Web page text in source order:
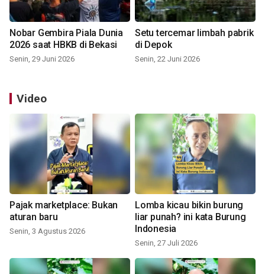
Nobar Gembira Piala Dunia
2026 saat HBKB di Bekasi
Senin, 29 Juni 2026
Setu tercemar limbah pabrik
di Depok
Senin, 22 Juni 2026
Video
Pajak marketplace: Bukan
aturan baru
Senin, 3 Agustus 2026
Lomba kicau bikin burung
liar punah? ini kata Burung
Indonesia
Senin, 27 Juli 2026